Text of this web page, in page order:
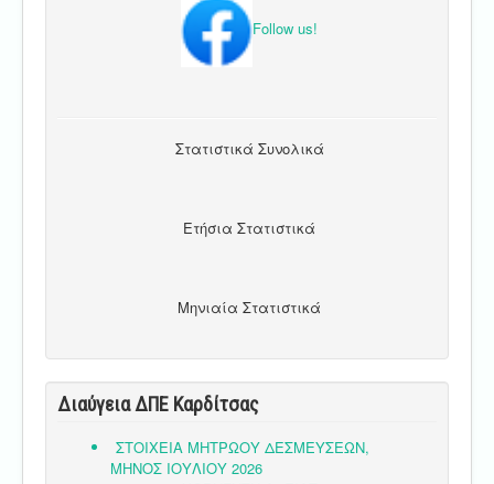
Follow us!
Στατιστικά Συνολικά
Ετήσια Στατιστικά
Μηνιαία Στατιστικά
Διαύγεια ΔΠΕ Καρδίτσας